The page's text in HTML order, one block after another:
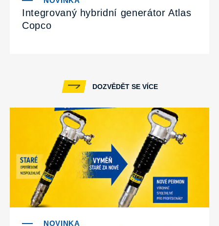
Integrovaný hybridní generátor Atlas
Copco
DOZVĚDĚT SE VÍCE